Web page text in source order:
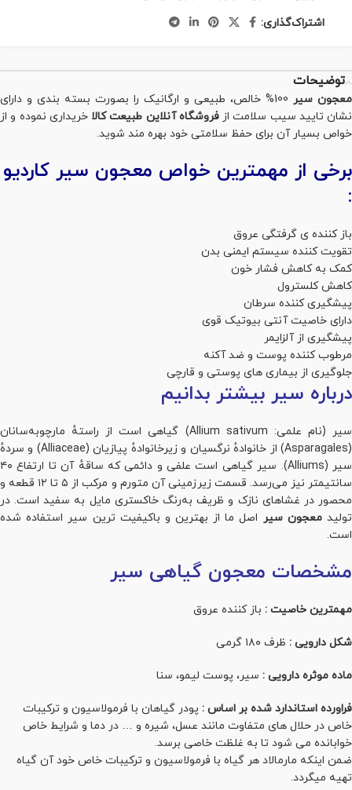
اشتراک‌گذاری:
توضیحات
معجون سیر
100% خالص، طبیعی و ارگانیک را بصورت بسته بندی و دارای
نشان تایید سیب سلامت ازفروشگاه آنلاین طبیعت کالا خریداری نموده و از
خواص بسیار آن برای حفظ سلامتی خود بهره مند شوید.
برخی از مهمترین خواص معجون سیر کاردیو
:
باز کننده ی گرفتگی عروق
تقویت کننده سیستم ایمنی بدن
کمک به کاهش فشار خون
کاهش کلسترول
پیشگیری کننده سرطان
دارای خاصیت آنتی بیوتیک قوی
پیشگیری از آلزایمر
مرطوب کننده پوست و ضد آکنه
جلوگیری از بیماری های پوستی و قارچی
درباره سیر بیشتر بدانیم
سیر (نام علمی: Allium sativum) گیاهی است از راستهٔ مارچوبه‌سانان
(Asparagales) از خانوادهٔ نرگسیان و زیرخانوادهٔ پیازیان (Alliaceae) و سردهٔ
سیر (Alliums). سیر گیاهی است علفی و دائمی که ساقهٔ آن تا ارتفاع ۴۰
سانتیمتر نیز می‌رسد. قسمت زیرزمینی آن متورم و مرکب از ۵ تا ۱۲ قطعه و
محصور در غشاهای نازک و ظریف به‌رنگ خاکستری مایل به سفید است. در
تولیدمعجون سیر اصل ما از بهترین و باکیفیت ترین سیر استفاده شده
است.
مشخصات معجون گیاهی سیر
مهمترین خاصیت : باز کننده عروق
شکل دارویی : ظرف ۱۸۰ گرمی
ماده موثره دارویی : سیر، پوست لیمو، سنا
فراورده استاندارد شده بر اساس : پودر گیاهان با فرمولاسیون و ترکیبات
خاص در حلال های متفاوت مانند عسل، شیره و … در دما و شرایط خاص
خوابانده می شود تا به غلظت خاصی برسد.
ضمن اینکه مارمالاد هر گیاه با فرمولاسیون و ترکیبات خاص خود آن گیاه
تهیه میگردد.